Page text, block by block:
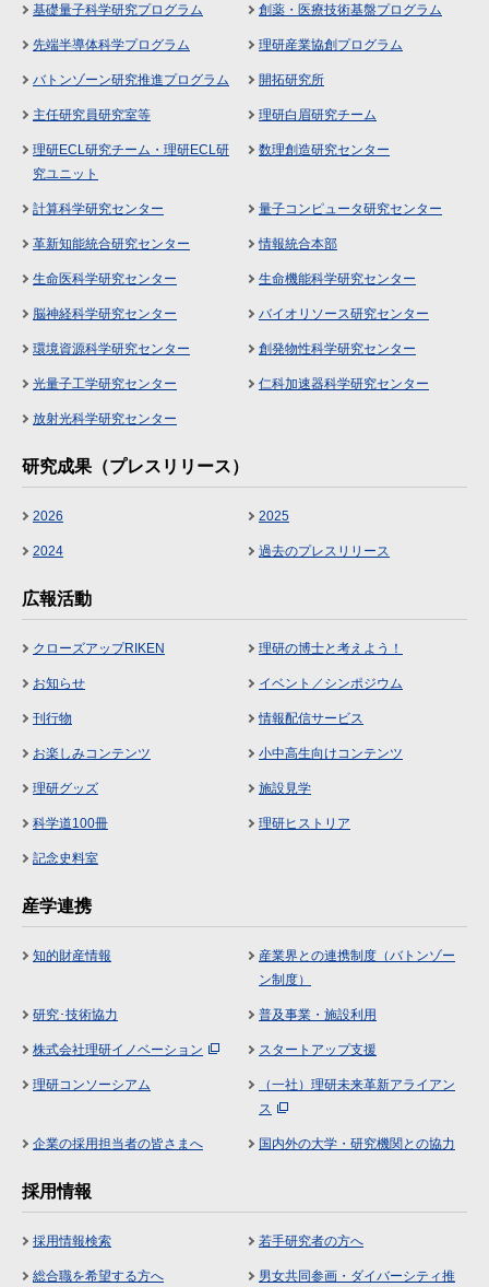
基礎量子科学研究プログラム 創薬・医療技術基盤プログラム
先端半導体科学プログラム 理研産業協創プログラム
バトンゾーン研究推進プログラム 開拓研究所
主任研究員研究室等 理研白眉研究チーム
理研ECL研究チーム・理研ECL研
究ユニット
数理創造研究センター
計算科学研究センター 量子コンピュータ研究センター
革新知能統合研究センター 情報統合本部
生命医科学研究センター 生命機能科学研究センター
脳神経科学研究センター バイオリソース研究センター
環境資源科学研究センター 創発物性科学研究センター
光量子工学研究センター 仁科加速器科学研究センター
放射光科学研究センター
研究成果（プレスリリース）
2026 2025
2024 過去のプレスリリース
広報活動
クローズアップRIKEN 理研の博士と考えよう！
お知らせ イベント／シンポジウム
刊行物 情報配信サービス
お楽しみコンテンツ 小中高生向けコンテンツ
理研グッズ 施設見学
科学道100冊 理研ヒストリア
記念史料室
産学連携
知的財産情報
産業界との連携制度（バトンゾー
ン制度）
研究･技術協力 普及事業・施設利用
株式会社理研イノベーション スタートアップ支援
理研コンソーシアム
（一社）理研未来革新アライアン
ス
企業の採用担当者の皆さまへ 国内外の大学・研究機関との協力
採用情報
採用情報検索 若手研究者の方へ
総合職を希望する方へ 男女共同参画・ダイバーシティ推